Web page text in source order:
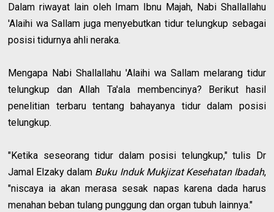
Dalam riwayat lain oleh Imam Ibnu Majah, Nabi Shallallahu
'Alaihi wa Sallam juga menyebutkan tidur telungkup sebagai
posisi tidurnya ahli neraka.
Mengapa Nabi Shallallahu 'Alaihi wa Sallam melarang tidur
telungkup dan Allah Ta'ala membencinya? Berikut hasil
penelitian terbaru tentang bahayanya tidur dalam posisi
telungkup.
"Ketika seseorang tidur dalam posisi telungkup," tulis Dr
Jamal Elzaky dalam Buku Induk Mukjizat Kesehatan Ibadah,
"niscaya ia akan merasa sesak napas karena dada harus
menahan beban tulang punggung dan organ tubuh lainnya."